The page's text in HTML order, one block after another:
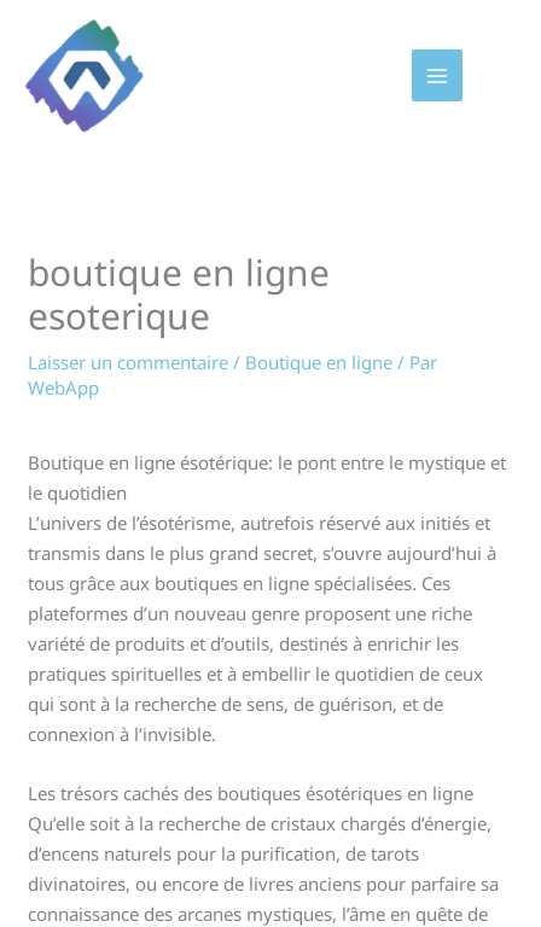
contenu
boutique en ligne
esoterique
Laisser un commentaire / Boutique en ligne / Par
WebApp
Boutique en ligne ésotérique: le pont entre le mystique et
le quotidien
L’univers de l’ésotérisme, autrefois réservé aux initiés et
transmis dans le plus grand secret, s’ouvre aujourd’hui à
tous grâce aux boutiques en ligne spécialisées. Ces
plateformes d’un nouveau genre proposent une riche
variété de produits et d’outils, destinés à enrichir les
pratiques spirituelles et à embellir le quotidien de ceux
qui sont à la recherche de sens, de guérison, et de
connexion à l’invisible.
Les trésors cachés des boutiques ésotériques en ligne
Qu’elle soit à la recherche de cristaux chargés d’énergie,
d’encens naturels pour la purification, de tarots
divinatoires, ou encore de livres anciens pour parfaire sa
connaissance des arcanes mystiques, l’âme en quête de